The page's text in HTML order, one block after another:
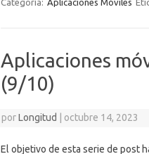
Categoría: Aplicaciones Móviles
Aplicaciones
(9/10)
porLongitud octubre 14, 2023
El objetivo de esta serie de post